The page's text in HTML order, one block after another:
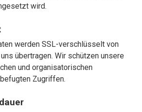
wird.
werden SSL-verschlüsselt von
übertragen. Wir schützen unsere
und organisatorischen
Zugriffen.